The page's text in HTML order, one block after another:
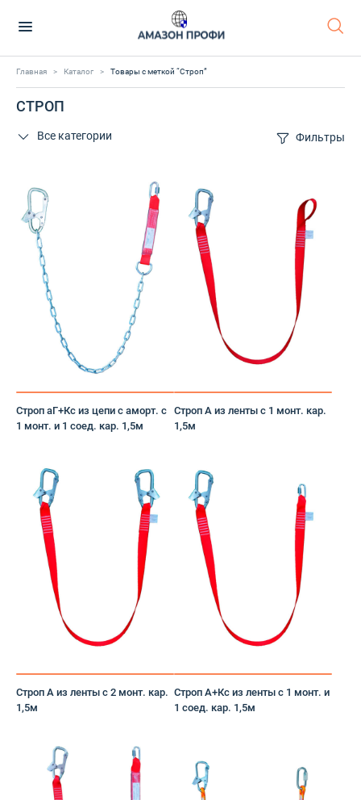
Главная > Каталог > Товары с меткой “Строп”
СТРОП
Все категории Фильтры
0 сп. макси
5 сп.
Cпреи
Аэрозоль
Бандана
Безопасность рабочего места
Белье нательное, майки
Беруши
Блокирующие устройства
Блуза
Ботинки
Ботинки с высоким берцем
Боты
Брюки
Валенки
Строп аГ+Кс из цепи с аморт. с
1 монт. и 1 соед. кар. 1,5м
Строп А из ленты с 1 монт. кар.
1,5м
Строп А из ленты с 2 монт. кар.
1,5м
Строп А+Кс из ленты с 1 монт. и
1 соед. кар. 1,5м